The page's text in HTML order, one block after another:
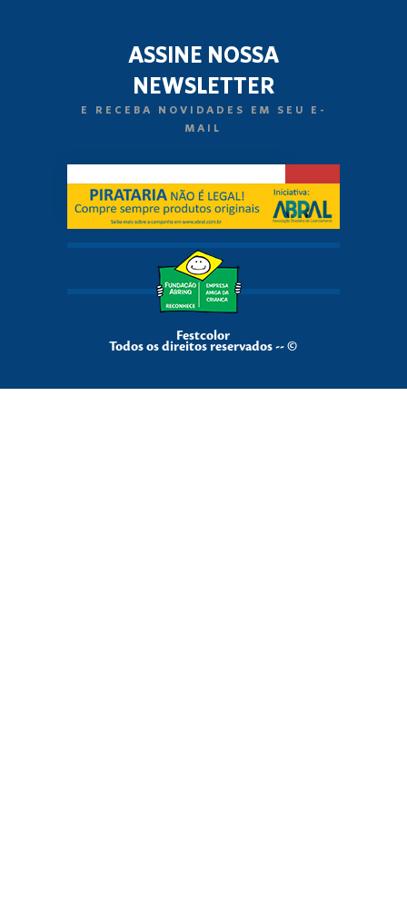
ASSINE NOSSA
NEWSLETTER
E RECEBA NOVIDADES EM SEU E-
MAIL
Festcolor
Todos os direitos reservados -- ©